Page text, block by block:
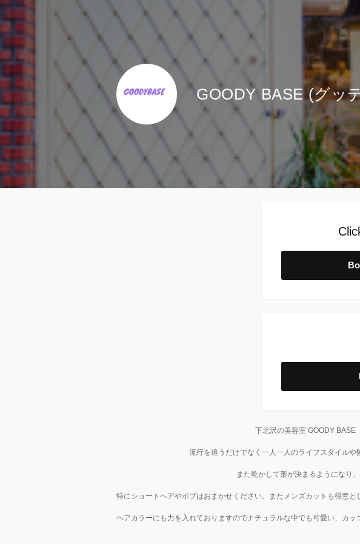
GOODY BASE (グッ
下北沢の美容室 GOODY BASE
流行を追うだけでなく一人一人のライフスタイルや
また乾かして形が決まるようになり
特にショートヘアやボブはおまかせください。またメンズカットも得意
ヘアカラーにも力を入れておりますのでナチュラルな中でも可愛い、カ